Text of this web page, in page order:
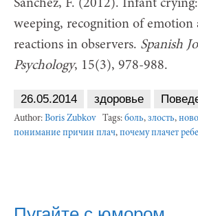
Sanchez, F. (2012). Infant
weeping, recognition of emotion
reactions in observers. Spanish
Psychology, 15(3), 978-988.
26.05.2014 здоровье
Author: Boris Zubkov Tags: боль, злость,
понимание причин плач, почему плачет